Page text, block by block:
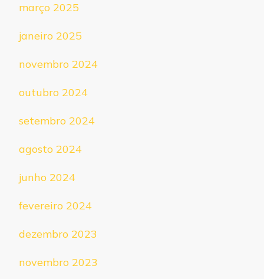
março 2025
janeiro 2025
novembro 2024
outubro 2024
setembro 2024
agosto 2024
junho 2024
fevereiro 2024
dezembro 2023
novembro 2023